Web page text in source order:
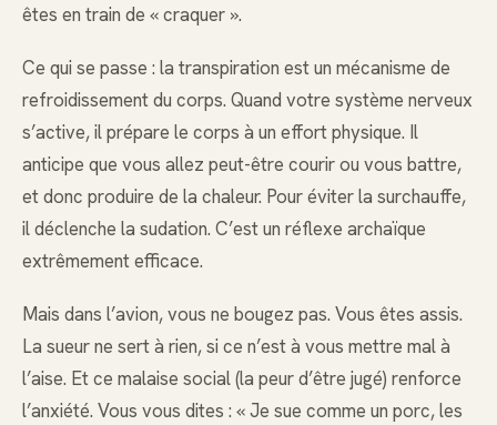
êtes en train de « craquer ».
Ce qui se passe : la transpiration est un mécanisme de
refroidissement du corps. Quand votre système nerveux
s’active, il prépare le corps à un effort physique. Il
anticipe que vous allez peut-être courir ou vous battre,
et donc produire de la chaleur. Pour éviter la surchauffe,
il déclenche la sudation. C’est un réflexe archaïque
extrêmement efficace.
Mais dans l’avion, vous ne bougez pas. Vous êtes assis.
La sueur ne sert à rien, si ce n’est à vous mettre mal à
l’aise. Et ce malaise social (la peur d’être jugé) renforce
l’anxiété. Vous vous dites : « Je sue comme un porc, les